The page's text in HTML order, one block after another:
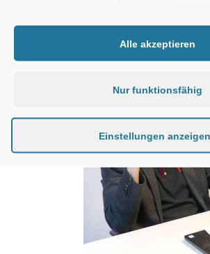
ebenfalls abrufen. Das kann zum Beispiel
wichtig werden. Um besser vergleichen zu
auch professionelle Vermietfirmen in die
Alle akzeptieren
Nur funktionsfähig
Einstellungen anzeigen